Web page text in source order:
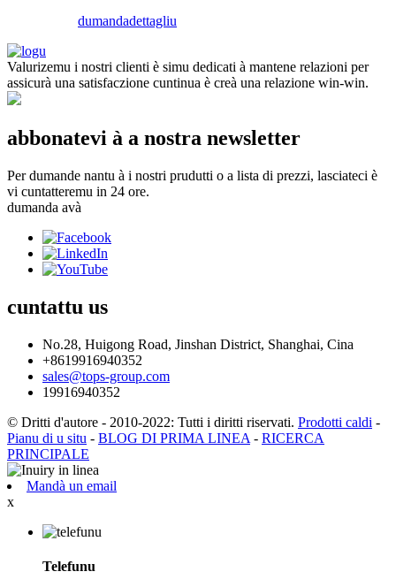
dumandadettagliu
Valurizemu i nostri clienti è simu dedicati à mantene relazioni per
assicurà una satisfaczione cuntinua è creà una relazione win-win.
abbonatevi à a nostra newsletter
Per dumande nantu à i nostri prudutti o a lista di prezzi, lasciateci è
vi cuntatteremu in 24 ore.
dumanda avà
cuntattu us
No.28, Huigong Road, Jinshan District, Shanghai, Cina
+8619916940352
sales@tops-group.com
19916940352
© Dritti d'autore - 2010-2022: Tutti i diritti riservati. Prodotti caldi -
Pianu di u situ - BLOG DI PRIMA LINEA - RICERCA
PRINCIPALE
Mandà un email
x
Telefunu